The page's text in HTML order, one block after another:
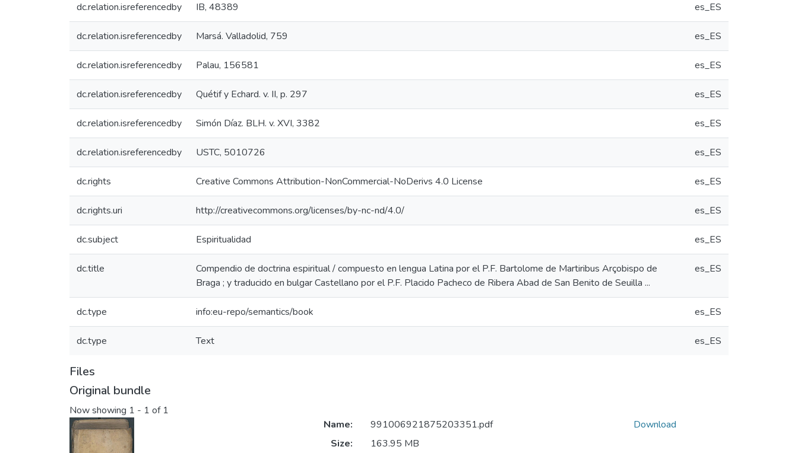
dc.relation.isreferencedby IB, 48389 es_ES
dc.relation.isreferencedby Marsá. Valladolid, 759 es_ES
dc.relation.isreferencedby Palau, 156581 es_ES
dc.relation.isreferencedby Quétif y Echard. v. II, p. 297 es_ES
dc.relation.isreferencedby Simón Díaz. BLH. v. XVI, 3382 es_ES
dc.relation.isreferencedby USTC, 5010726 es_ES
dc.rights Creative Commons Attribution-NonCommercial-NoDerivs 4.0 License es_ES
dc.rights.uri http://creativecommons.org/licenses/by-nc-nd/4.0/ es_ES
dc.subject Espiritualidad es_ES
dc.title
Compendio de doctrina espiritual / compuesto en lengua Latina por el P.F. Bartolome de Martiribus Arçobispo de
Braga ; y traducido en bulgar Castellano por el P.F. Placido Pacheco de Ribera Abad de San Benito de Seuilla ...
es_ES
dc.type info:eu-repo/semantics/book es_ES
dc.type Text es_ES
Files
Original bundle
Now showing 1 - 1 of 1
Name:
991006921875203351.pdf
Size:
163.95 MB
Download